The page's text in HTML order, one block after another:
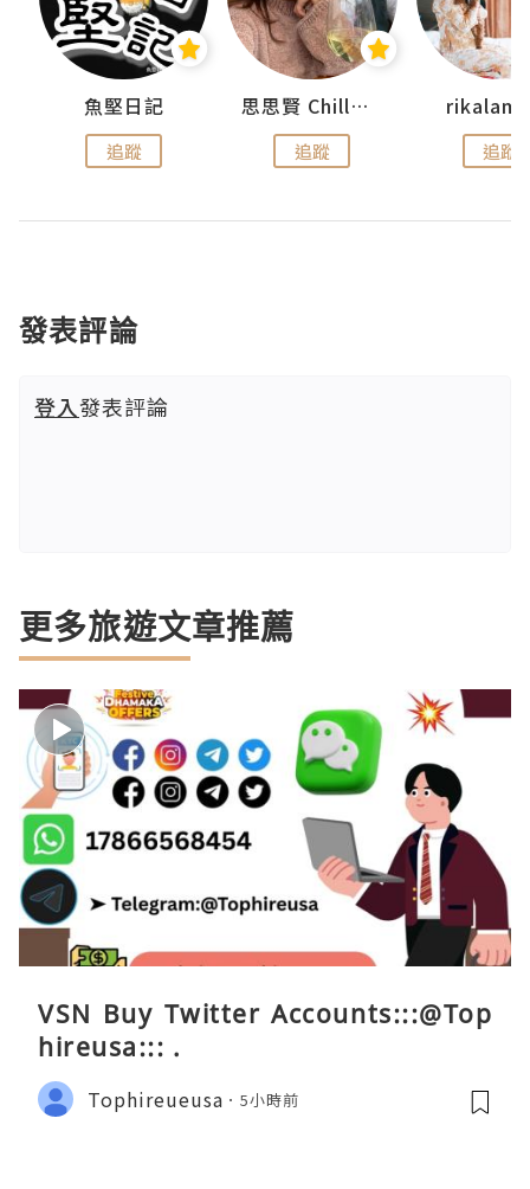
魚堅日記
追蹤
思思賢 ChillMyBabe
追蹤 追蹤
發表評論
登入發表評論
更多旅遊文章推薦
VSN Buy Twitter Accounts:::@Top
hireusa::: .
Tophireueusa 5小時前